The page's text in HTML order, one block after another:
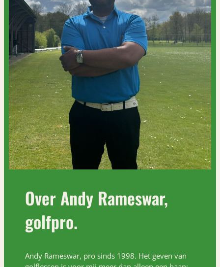
Over Andy Rameswar,
golfpro.
Andy Rameswar, pro sinds 1998. Het geven van